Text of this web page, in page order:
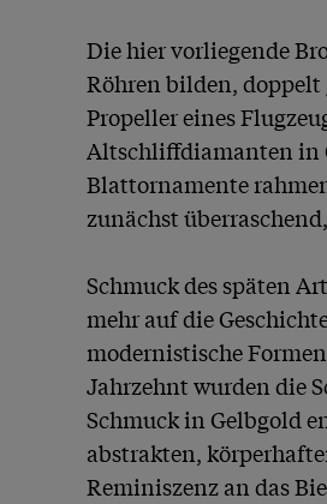
Die hier vorliegende
Röhren bilden, doppelt
Propeller eines
Altschliffdiamanten in
Blattornamente
zunächst
Schmuck des späten
mehr auf die
modernistische
Jahrzehnt wurden die
Schmuck in Gelbgold
abstrakten,
Reminiszenz an das